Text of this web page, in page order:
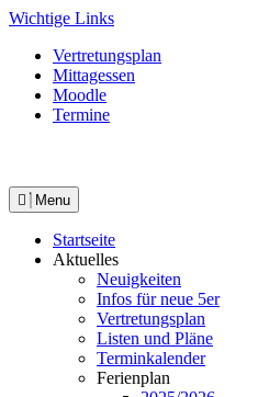
Skip
content
Wichtige Links
Vertretungsplan
Mittagessen
Moodle
Termine
Menu
Startseite
Aktuelles
Neuigkeiten
Infos für neue 5er
Vertretungsplan
Listen und Pläne
Terminkalender
Ferienplan